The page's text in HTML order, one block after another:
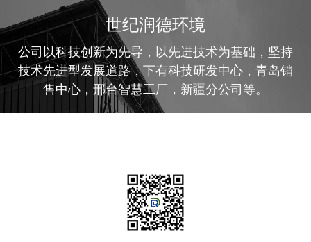
世纪润德环境
公司以科技创新为先导，以先进技术为基础，坚持
技术先进型发展道路，下有科技研发中心，青岛销
售中心，邢台智慧工厂，新疆分公司等。